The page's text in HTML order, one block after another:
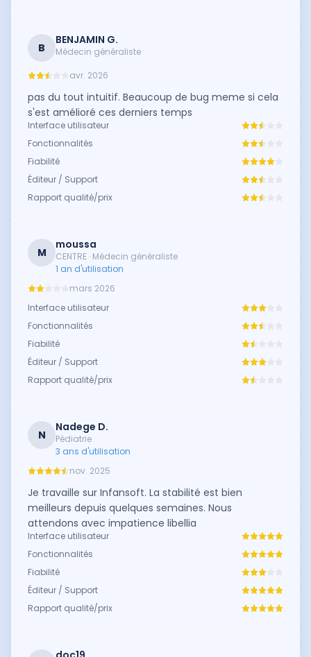
B
BENJAMIN G.
Médecin généraliste
avr. 2026
pas du tout intuitif. Beaucoup de bug meme si cela
s'est amélioré ces derniers temps
Interface utilisateur
Fonctionnalités
Fiabilité
Éditeur / Support
Rapport qualité/prix
M
moussa
CENTRE · Médecin généraliste
1 an d'utilisation
mars 2026
Interface utilisateur
Fonctionnalités
Fiabilité
Éditeur / Support
Rapport qualité/prix
N
Nadege D.
Pédiatrie
3 ans d'utilisation
nov. 2025
Je travaille sur Infansoft. La stabilité est bien
meilleurs depuis quelques semaines. Nous
attendons avec impatience libellia
Interface utilisateur
Fonctionnalités
Fiabilité
Éditeur / Support
Rapport qualité/prix